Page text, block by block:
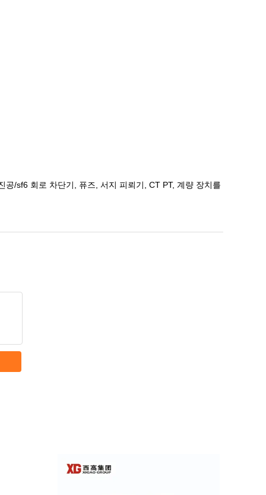
/sf6 회로 차단기, 퓨즈, 서지 피뢰기, CT PT, 계량 장치를